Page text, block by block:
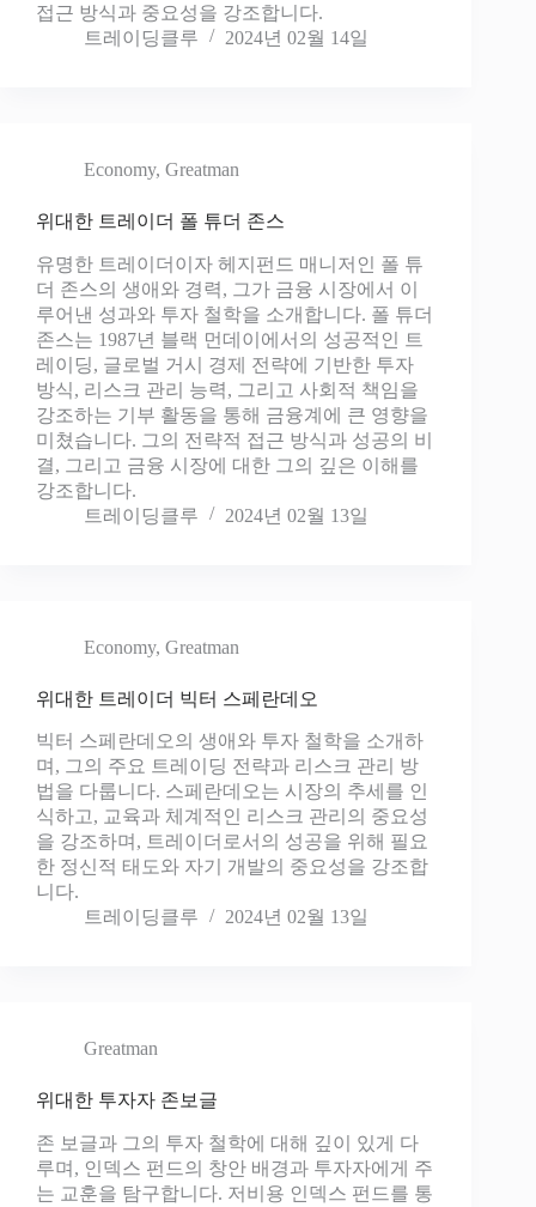
접근 방식과 중요성을 강조합니다.
트레이딩클루
2024년 02월 14일
Economy, Greatman
위대한 트레이더 폴 튜더 존스
유명한 트레이더이자 헤지펀드 매니저인 폴 튜
더 존스의 생애와 경력, 그가 금융 시장에서 이
루어낸 성과와 투자 철학을 소개합니다. 폴 튜더
존스는 1987년 블랙 먼데이에서의 성공적인 트
레이딩, 글로벌 거시 경제 전략에 기반한 투자
방식, 리스크 관리 능력, 그리고 사회적 책임을
강조하는 기부 활동을 통해 금융계에 큰 영향을
미쳤습니다. 그의 전략적 접근 방식과 성공의 비
결, 그리고 금융 시장에 대한 그의 깊은 이해를
강조합니다.
트레이딩클루
2024년 02월 13일
Economy, Greatman
위대한 트레이더 빅터 스페란데오
빅터 스페란데오의 생애와 투자 철학을 소개하
며, 그의 주요 트레이딩 전략과 리스크 관리 방
법을 다룹니다. 스페란데오는 시장의 추세를 인
식하고, 교육과 체계적인 리스크 관리의 중요성
을 강조하며, 트레이더로서의 성공을 위해 필요
한 정신적 태도와 자기 개발의 중요성을 강조합
니다.
트레이딩클루
2024년 02월 13일
Greatman
위대한 투자자 존보글
존 보글과 그의 투자 철학에 대해 깊이 있게 다
루며, 인덱스 펀드의 창안 배경과 투자자에게 주
는 교훈을 탐구합니다. 저비용 인덱스 펀드를 통